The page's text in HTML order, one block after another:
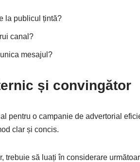
la publicul țintă?
canal?
mesajul?
și convingător
pentru o campanie de advertorial
clar și concis.
trebuie să luați în considerare